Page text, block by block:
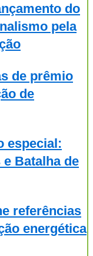
do
pela
de prêmio
de
especial:
Batalha de
referências
energética